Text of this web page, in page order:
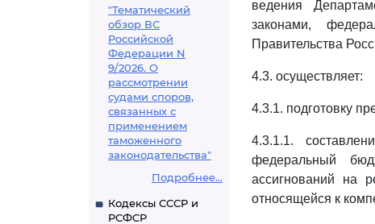
"Тематический
обзор ВС
Российской
Федерации N
9/2026. О
рассмотрении
судами споров,
связанных с
применением
таможенного
законодательства"
Подробнее...
Кодексы СССР и
РСФСР
ведения
законами,
Правительства
4.3. осуществляет:
4.3.1. подготовку
4.3.1.1.
федеральный
ассигнований на
относящейся к